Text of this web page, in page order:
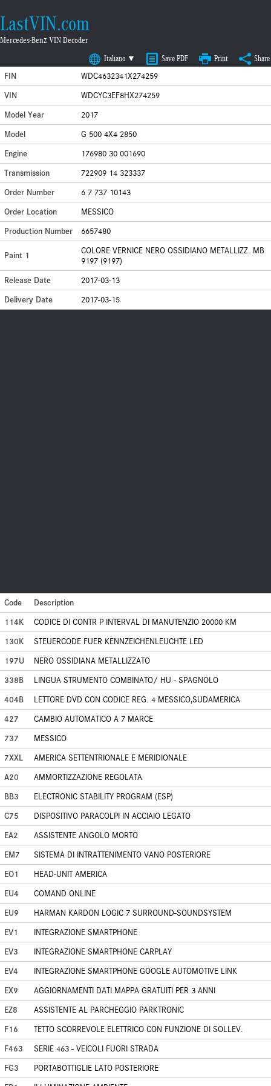
LastVIN.com
Mercedes-Benz VIN Decoder
Italiano ▼ Save PDF Print Share
FIN
WDC4632341X274259
VIN
WDCYC3EF8HX274259
Model Year
2017
Model
G 500 4X4 2850
Engine
176980 30 001690
Transmission
722909 14 323337
Order Number
6 7 737 10143
Order Location
MESSICO
Production Number
6657480
Paint 1
COLORE VERNICE NERO OSSIDIANO METALLIZZ. MB
9197 (9197)
Release Date
2017-03-13
Delivery Date
2017-03-15
Code
Description
114K
CODICE DI CONTR P INTERVAL DI MANUTENZIO 20000 KM
130K
STEUERCODE FUER KENNZEICHENLEUCHTE LED
197U
NERO OSSIDIANA METALLIZZATO
338B
LINGUA STRUMENTO COMBINATO/ HU - SPAGNOLO
404B
LETTORE DVD CON CODICE REG. 4 MESSICO,SUDAMERICA
427
CAMBIO AUTOMATICO A 7 MARCE
737
MESSICO
7XXL
AMERICA SETTENTRIONALE E MERIDIONALE
A20
AMMORTIZZAZIONE REGOLATA
BB3
ELECTRONIC STABILITY PROGRAM (ESP)
C75
DISPOSITIVO PARACOLPI IN ACCIAIO LEGATO
EA2
ASSISTENTE ANGOLO MORTO
EM7
SISTEMA DI INTRATTENIMENTO VANO POSTERIORE
EO1
HEAD-UNIT AMERICA
EU4
COMAND ONLINE
EU9
HARMAN KARDON LOGIC 7 SURROUND-SOUNDSYSTEM
EV1
INTEGRAZIONE SMARTPHONE
EV3
INTEGRAZIONE SMARTPHONE CARPLAY
EV4
INTEGRAZIONE SMARTPHONE GOOGLE AUTOMOTIVE LINK
EX9
AGGIORNAMENTI DATI MAPPA GRATUITI PER 3 ANNI
EZ8
ASSISTENTE AL PARCHEGGIO PARKTRONIC
F16
TETTO SCORREVOLE ELETTRICO CON FUNZIONE DI SOLLEV.
F463
SERIE 463 - VEICOLI FUORI STRADA
FG3
PORTABOTTIGLIE LATO POSTERIORE